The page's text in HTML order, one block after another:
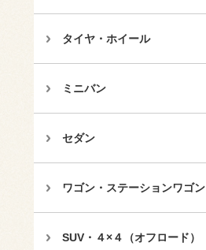
タイヤ・ホイール
ミニバン
セダン
ワゴン・ステーションワゴン
SUV・４×４（オフロード）